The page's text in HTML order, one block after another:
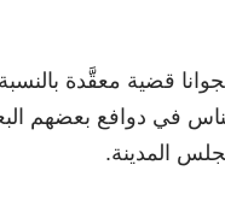
قضية معقَّدة
في دوافع بعضهم
المدينة.